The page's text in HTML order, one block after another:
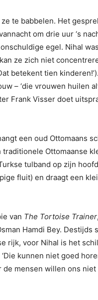
te babbelen. Het
om drie uur ‘s
egel. Nihal
ze zich niet
betekent tien
– ‘die vrouwen huilen
Frank Visser doet
een oud Ottomaans
traditionele Ottomaanse
tulband op zijn
fluit) en draagt een
van The Tortoise Trainer
Hamdi Bey.
rijk, voor Nihal is het
‘Die kunnen niet goed
de mensen willen ons niet